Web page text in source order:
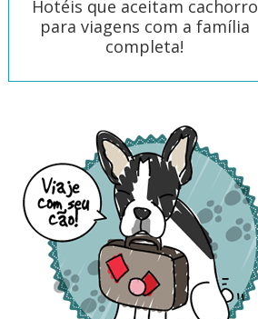
Hotéis que aceitam cachorro
para viagens com a família
completa!